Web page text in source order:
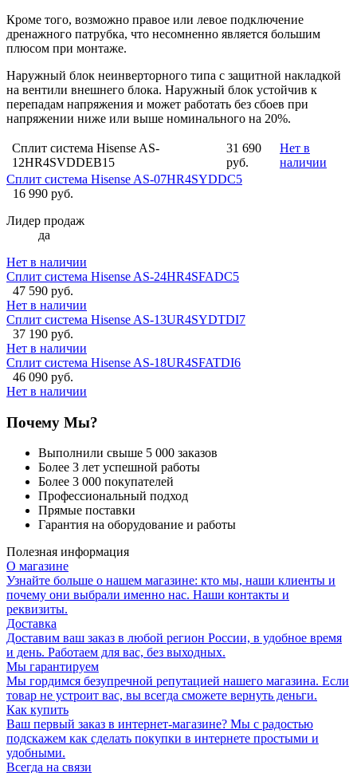
Кроме того, возможно правое или левое подключение
дренажного патрубка, что несомненно является большим
плюсом при монтаже.
Наружный блок неинверторного типа с защитной накладкой
на вентили внешнего блока. Наружный блок устойчив к
перепадам напряжения и может работать без сбоев при
напряжении ниже или выше номинального на 20%.
Сплит система Hisense AS-
12HR4SVDDEB15
31 690
руб.
Нет в
наличии
Сплит система Hisense AS-07HR4SYDDC5
16 990 руб.
Лидер продаж
да
Нет в наличии
Сплит система Hisense AS-24HR4SFADC5
47 590 руб.
Нет в наличии
Сплит система Hisense AS-13UR4SYDTDI7
37 190 руб.
Нет в наличии
Сплит система Hisense AS-18UR4SFATDI6
46 090 руб.
Нет в наличии
Почему Мы?
Выполнили свыше 5 000 заказов
Более 3 лет успешной работы
Более 3 000 покупателей
Профессиональный подход
Прямые поставки
Гарантия на оборудование и работы
Полезная информация
О магазине
Узнайте больше о нашем магазине: кто мы, наши клиенты и
почему они выбрали именно нас. Наши контакты и
реквизиты.
Доставка
Доставим ваш заказ в любой регион России, в удобное время
и день. Работаем для вас, без выходных.
Мы гарантируем
Мы гордимся безупречной репутацией нашего магазина. Если
товар не устроит вас, вы всегда сможете вернуть деньги.
Как купить
Ваш первый заказ в интернет-магазине? Мы с радостью
подскажем как сделать покупки в интернете простыми и
удобными.
Всегда на связи